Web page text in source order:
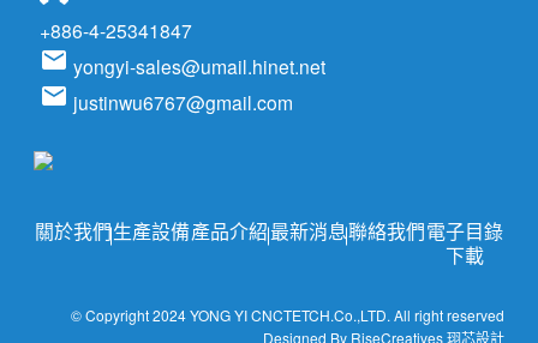
+886-4-25341847
email yongyi-sales@umail.hinet.net
email justinwu6767@gmail.com
關於我們生產設備產品介紹最新消息聯絡我們電子目錄
下載
© Copyright 2024 YONG YI CNCTETCH.Co.,LTD. All right reserved
Designed By RiseCreatives 珝芯設計